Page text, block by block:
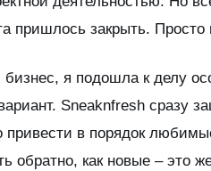
пришлось закрыть.
я подошла к делу
Sneaknfresh сразу
привести в порядок
обратно, как новые – это